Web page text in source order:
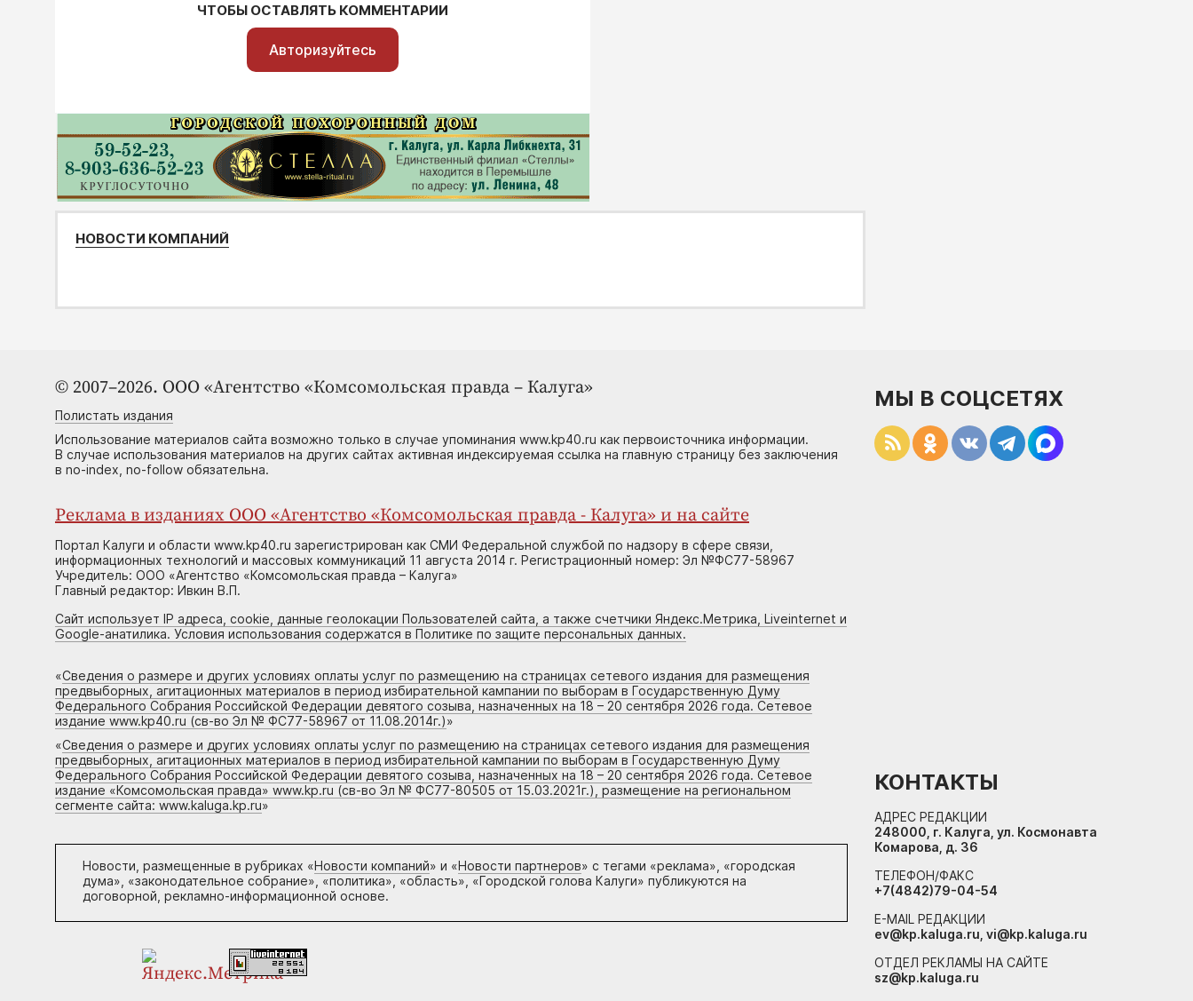
ЧТОБЫ ОСТАВЛЯТЬ КОММЕНТАРИИ
Авторизуйтесь
НОВОСТИ КОМПАНИЙ
© 2007–2026. ООО «Агентство «Комсомольская правда – Калуга»
Полистать издания
Использование материалов сайта возможно только в случае упоминания www.kp40.ru как первоисточника информации.
В случае использования материалов на других сайтах активная индексируемая ссылка на главную страницу без заключения
в no-index, no-follow обязательна.
Реклама в изданиях ООО «Агентство «Комсомольская правда - Калуга» и на сайте
Портал Калуги и области www.kp40.ru зарегистрирован как СМИ Федеральной службой по надзору в сфере связи,
информационных технологий и массовых коммуникаций 11 августа 2014 г. Регистрационный номер: Эл №ФС77-58967
Учредитель: ООО «Агентство «Комсомольская правда – Калуга»
Главный редактор: Ивкин В.П.
Сайт использует IP адреса, cookie, данные геолокации Пользователей сайта, а также счетчики Яндекс.Метрика, Liveinternet и
Google-анатилика. Условия использования содержатся в Политике по защите персональных данных.
«Сведения о размере и других условиях оплаты услуг по размещению на страницах сетевого издания для размещения
предвыборных, агитационных материалов в период избирательной кампании по выборам в Государственную Думу
Федерального Собрания Российской Федерации девятого созыва, назначенных на 18 – 20 сентября 2026 года. Сетевое
издание www.kp40.ru (св-во Эл № ФС77-58967 от 11.08.2014г.)»
«Сведения о размере и других условиях оплаты услуг по размещению на страницах сетевого издания для размещения
предвыборных, агитационных материалов в период избирательной кампании по выборам в Государственную Думу
Федерального Собрания Российской Федерации девятого созыва, назначенных на 18 – 20 сентября 2026 года. Сетевое
издание «Комсомольская правда» www.kp.ru (св-во Эл № ФС77-80505 от 15.03.2021г.), размещение на региональном
сегменте сайта: www.kaluga.kp.ru»
Новости, размещенные в рубриках «Новости компаний» и «Новости партнеров» с тегами «реклама», «городская
дума», «законодательное собрание», «политика», «область», «Городской голова Калуги» публикуются на
договорной, рекламно-информационной основе.
МЫ В СОЦСЕТЯХ
КОНТАКТЫ
АДРЕС РЕДАКЦИИ
248000, г. Калуга, ул. Космонавта
Комарова, д. 36
ТЕЛЕФОН/ФАКС
+7(4842)79-04-54
E-MAIL РЕДАКЦИИ
ev@kp.kaluga.ru, vi@kp.kaluga.ru
ОТДЕЛ РЕКЛАМЫ НА САЙТЕ
sz@kp.kaluga.ru